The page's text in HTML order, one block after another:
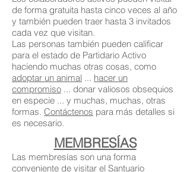
de forma gratuita hasta cinco veces al año
y también pueden traer hasta 3 invitados
cada vez que visitan.
Las personas también pueden calificar
para el estado de Partidario Activo
haciendo muchas otras cosas, como
adoptar un animal ... hacer un
compromiso ... donar valiosos obsequios
en especie ... y muchas, muchas, otras
formas. Contáctenos para más detalles si
es necesario.
MEMBRESÍAS
Las membresías son una forma
conveniente de visitar el Santuario